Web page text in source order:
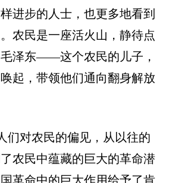
进步的人士，也更多地看到
农民是一座活火山，静待点
泽东——这个农民的儿子，
起，带领他们通向翻身解放
们对农民的偏见，从以往的
农民中蕴藏的巨大的革命潜
革命中的巨大作用给予了肯